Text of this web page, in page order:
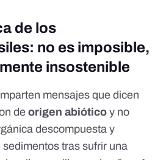
de los
no es imposible,
insostenible
mensajes que dicen
de origen abiótico y no
descompuesta y
tras sufrir una